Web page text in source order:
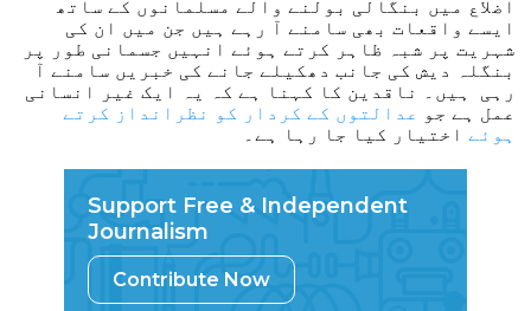
اضلاع میں بنگالی بولنے والے مسلمانوں کے ساتھ
ایسے واقعات بھی سامنے آ رہے ہیں جن میں ان کی
شہریت پر شبہ ظاہر کرتے ہوئے انہیں جسمانی طور پر
بنگلہ دیش کی جانب دھکیلے جانے کی خبریں سامنے آ
رہی ہیں۔ ناقدین کا کہنا ہے کہ یہ ایک غیر انسانی
عمل ہے جو
عدالتوں کے کردار کو نظرانداز کرتے
ہوئے اختیار کیا جا رہا ہے۔
Support Free & Independent
Journalism
Contribute Now